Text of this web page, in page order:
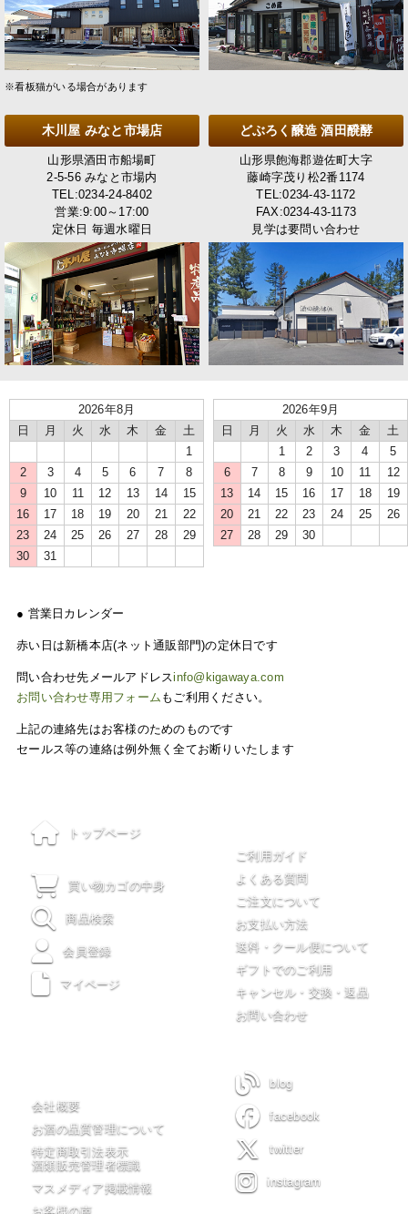
※看板猫がいる場合があります
木川屋 みなと市場店
山形県酒田市船場町
2-5-56 みなと市場内
TEL:0234-24-8402
営業:9:00～17:00
定休日 毎週水曜日
どぶろく醸造 酒田醗酵
山形県飽海郡遊佐町大字
藤崎字茂り松2番1174
TEL:0234-43-1172
FAX:0234-43-1173
見学は要問い合わせ
2026年8月
日
月 火 水 木 金
土
1
2
3 4 5 6 7
8
9
10 11 12 13 14
15
16
17 18 19 20 21
22
23
24 25 26 27 28
29
30
31
2026年9月
日
月 火 水 木 金
土
1
2 3 4
5
6
7 8 9 10 11
12
13
14 15 16 17 18
19
20
21 22 23 24 25
26
27
28 29 30
● 営業日カレンダー
赤い日は新橋本店(ネット通販部門)の定休日です
問い合わせ先メールアドレスinfo@kigawaya.com
お問い合わせ専用フォーム もご利用ください。
上記の連絡先はお客様のためのものです
セールス等の連絡は例外無く全てお断りいたします
トップページ
買い物カゴの中身
商品検索
会員登録
マイページ
ご利用ガイド
よくある質問
ご注文について
お支払い方法
送料・クール便について
ギフトでのご利用
キャンセル・交換・返品
お問い合わせ
会社概要
お酒の品質管理について
特定商取引法表示
酒類販売管理者標識
マスメディア掲載情報
お客様の声
blog
facebook
twitter
instagram